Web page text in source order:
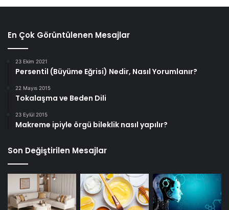
En Çok Görüntülenen Mesajlar
23 Ekim 2021
Persentil (Büyüme Eğrisi) Nedir, Nasıl Yorumlanır?
22 Mayıs 2015
Tokalaşma ve Beden Dili
23 Eylül 2015
Makreme ipiyle örgü bileklik nasıl yapılır?
Son Değiştirilen Mesajlar